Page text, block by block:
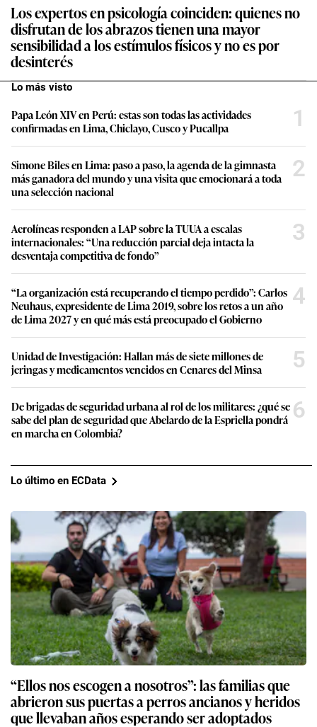
Los expertos en psicología coinciden: quienes no
disfrutan de los abrazos tienen una mayor
sensibilidad a los estímulos físicos y no es por
desinterés
Lo más visto
Papa León XIV en Perú: estas son todas las actividades
confirmadas en Lima, Chiclayo, Cusco y Pucallpa
1
Simone Biles en Lima: paso a paso, la agenda de la gimnasta
más ganadora del mundo y una visita que emocionará a toda
una selección nacional
2
Aerolíneas responden a LAP sobre la TUUA a escalas
internacionales: “Una reducción parcial deja intacta la
desventaja competitiva de fondo”
3
“La organización está recuperando el tiempo perdido”: Carlos
Neuhaus, expresidente de Lima 2019, sobre los retos a un año
de Lima 2027 y en qué más está preocupado el Gobierno
4
Unidad de Investigación: Hallan más de siete millones de
jeringas y medicamentos vencidos en Cenares del Minsa
5
De brigadas de seguridad urbana al rol de los militares: ¿qué se
sabe del plan de seguridad que Abelardo de la Espriella pondrá
en marcha en Colombia?
6
Lo último en ECData
“Ellos nos escogen a nosotros”: las familias que
abrieron sus puertas a perros ancianos y heridos
que llevaban años esperando ser adoptados